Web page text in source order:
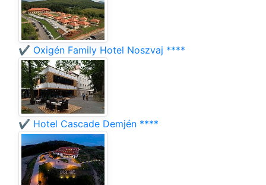
✔️ Oxigén Family Hotel Noszvaj ****
✔️ Hotel Cascade Demjén ****